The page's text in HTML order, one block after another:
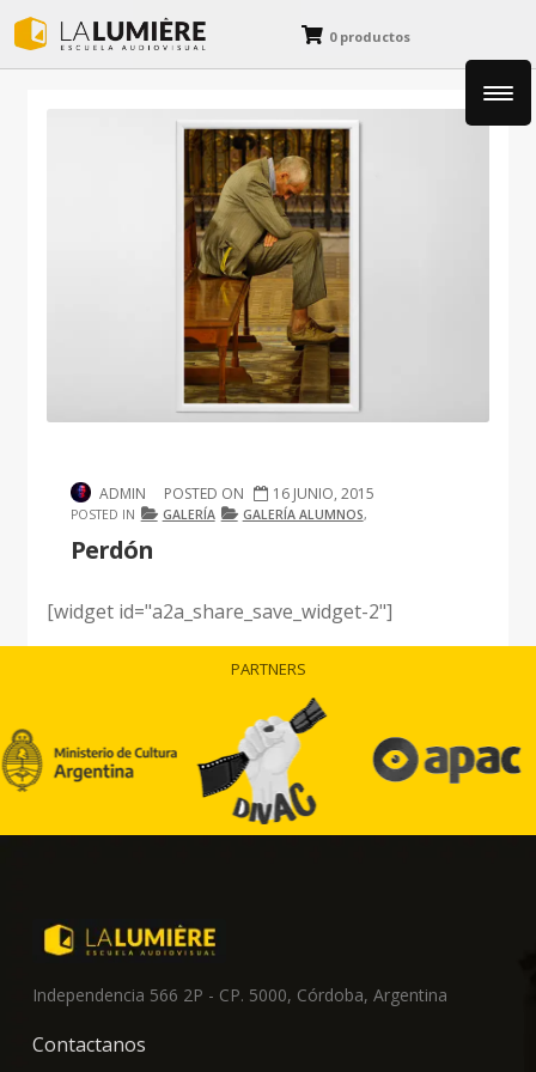
Fotografía
Cine y Animación
Diseño y Dibujo
Blog
0 productos
ADMIN POSTED ON 16 JUNIO, 2015
POSTED IN GALERÍA ,
GALERÍA ALUMNOS
Perdón
[widget id="a2a_share_save_widget-2"]
PARTNERS
Independencia 566 2P - CP. 5000, Córdoba, Argentina
Contactanos